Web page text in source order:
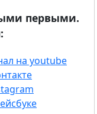
первыми.
на youtube